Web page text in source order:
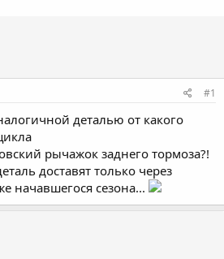
#1
деталью от какого
рычажок заднего тормоза?!
доставят только через
начавшегося сезона...